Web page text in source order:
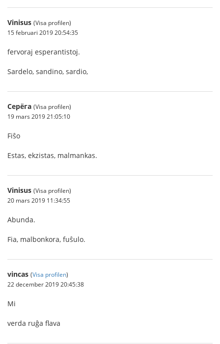
Vinisus (Visa profilen)
15 februari 2019 20:54:35
fervoraj esperantistoj.
Sardelo, sandino, sardio,
Серёга (Visa profilen)
19 mars 2019 21:05:10
Fiŝo
Estas, ekzistas, malmankas.
Vinisus (Visa profilen)
20 mars 2019 11:34:55
Abunda.
Fia, malbonkora, fuŝulo.
vincas (Visa profilen)
22 december 2019 20:45:38
Mi
verda ruĝa flava